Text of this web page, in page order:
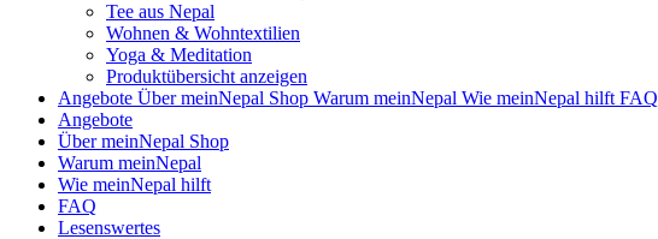
Tee aus Nepal
Wohnen & Wohntextilien
Yoga & Meditation
Produktübersicht anzeigen
Angebote Über meinNepal Shop Warum meinNepal Wie meinNepal hilft FAQ
Angebote
Über meinNepal Shop
Warum meinNepal
Wie meinNepal hilft
FAQ
Lesenswertes